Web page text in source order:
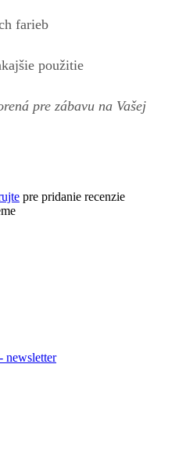
farieb
použitie
pre zábavu na Vašej
pre pridanie recenzie
newsletter